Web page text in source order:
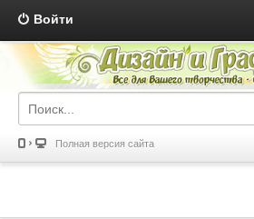
Войти
Полная версия сайта